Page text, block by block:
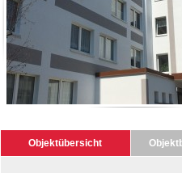
Objektübersicht